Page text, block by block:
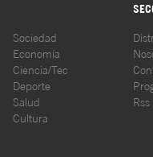
Sociedad
Economía
Ciencia/Tec
Deporte
Salud
Cultura
Rss